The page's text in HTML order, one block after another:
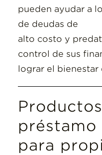
pueden ayudar a
de deudas de
alto costo y
control de sus
lograr el bienestar
préstamo
para